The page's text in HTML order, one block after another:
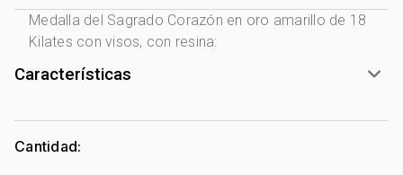
Medalla del Sagrado Corazón en oro amarillo de 18
Kilates con visos, con resina:
Características
Género: Mujer
Tono Metal:
Metal: Oro 18 Kilates
Cantidad: